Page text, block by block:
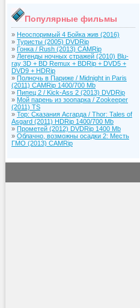
Популярные фильмы
» Неоспоримый 4 Бойка жив (2016)
» Туристы (2005) DVDRip
» Гонка / Rush (2013) CAMRip
» Легенды ночных стражей (2010) Blu-
ray 3D + BD Remux + BDRip + DVD5 +
DVD9 + HDRip
» Полночь в Париже / Midnight in Paris
(2011) CAMRip 1400/700 Mb
» Пипец 2 / Kick-Ass 2 (2013) DVDRip
» Мой парень из зоопарка / Zookeeper
(2011) TS
» Тор: Сказания Асгарда / Thor: Tales of
Asgard (2011) HDRip 1400/700 Mb
» Прометей (2012) DVDRip 1400 Mb
» Облачно, возможны осадки 2: Месть
ГМО (2013) CAMRip